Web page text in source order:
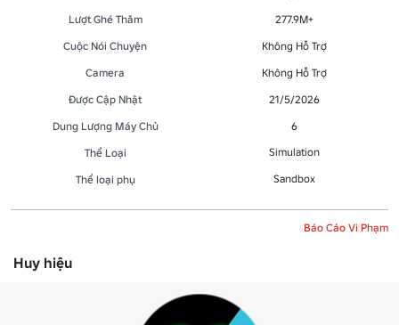
Lượt Ghé Thăm
277.9M+
Cuộc Nói Chuyện
Không Hỗ Trợ
Camera
Không Hỗ Trợ
Được Cập Nhật
21/5/2026
Dung Lượng Máy Chủ
6
Thể Loại
Simulation
Thể loại phụ Sandbox
Báo Cáo Vi Phạm
Huy hiệu